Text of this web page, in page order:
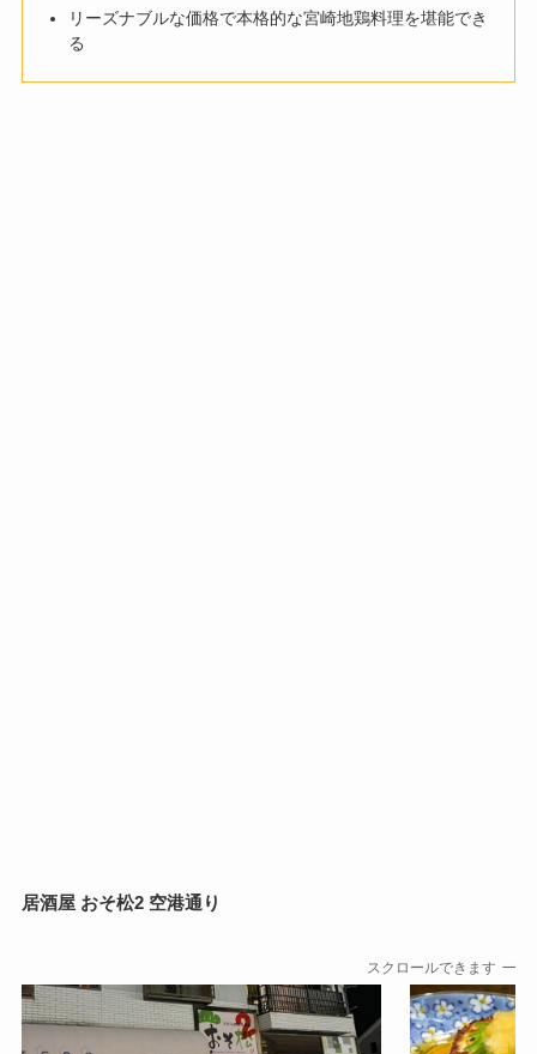
リーズナブルな価格で本格的な宮崎地鶏料理を堪能でき
る
居酒屋 おそ松2 空港通り
スクロールできます